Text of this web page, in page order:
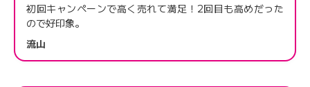
初回キャンペーンで高く売れて満足！2回目も高めだった
ので好印象。
流山